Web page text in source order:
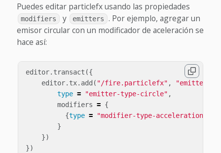
Puedes editar particlefx usando las propiedades
modifiers y emitters
. Por ejemplo, agregar un
emisor circular con un modificador de aceleración se
hace así:
editor. transact ({
editor. tx. add ( "/fire.particlefx" , "emitters"
type = "emitter-type-circle" ,
modifiers = {
{type = "modifier-type-acceleration"
}
})
})